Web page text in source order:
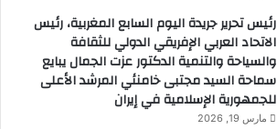
رئيس تحرير جريدة اليوم السابع المغربية، رئيس
الاتحاد العربي الإفريقي الدولي للثقافة
والسياحة والتنمية الدكتور عزت الجمال يبايع
سماحة السيد مجتبى خامنئي المرشد الأعلى
للجمهورية الإسلامية في إيران
مارس 19, 2026